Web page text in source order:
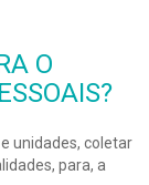
O
unidades, coletar
para, a